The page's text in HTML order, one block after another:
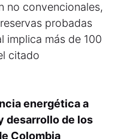
no convencionales,
probadas
implica más de 100
citado
energética a
desarrollo de los
Colombia